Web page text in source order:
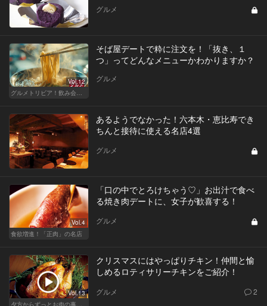
グルメ
Vol.12
グルメトリビア！飲み会やデートで会話のネタになるQ＆A
そば屋デートで粋に注文を！「抜き、１
つ」ってどんなメニューかわかりますか？
グルメ
あるようでなかった！六本木・恵比寿でき
ちんと接待に使える名店4選
グルメ
Vol.4
食欲増進！「正肉」の名店
「口の中でとろけちゃう♡」お出汁で食べ
る焼き肉デートに、女子が歓喜する！
グルメ
Vol.13
クリスマスにはやっぱりチキン！仲間と愉
しめるロティサリーチキンをご紹介！
グルメ 2